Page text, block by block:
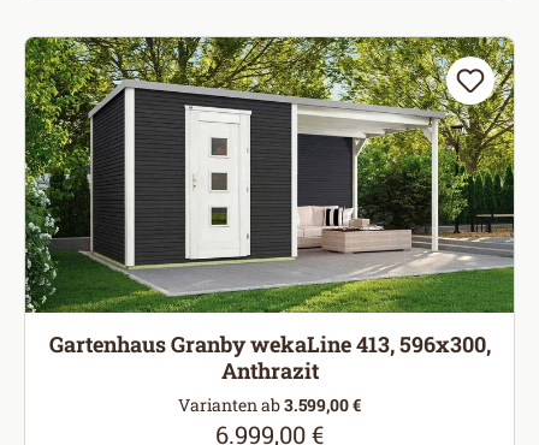
Gartenhaus Granby wekaLine 413, 596x300,
Anthrazit
Varianten ab3.599,00 €
Regulärer Preis:
6.999,00 €